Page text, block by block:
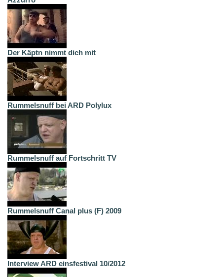
Der Käptn nimmt dich mit
Rummelsnuff bei ARD Polylux
Rummelsnuff auf Fortschritt TV
Rummelsnuff Canal plus (F) 2009
Interview ARD einsfestival 10/2012